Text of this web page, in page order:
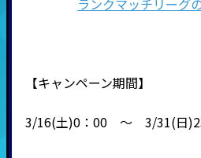
ランクマッチリーグ
【キャンペーン期間】
3/16(土)0：00 ～ 3/31(日